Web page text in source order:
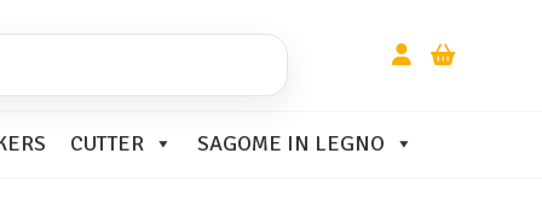
CUTTER SAGOME IN LEGNO